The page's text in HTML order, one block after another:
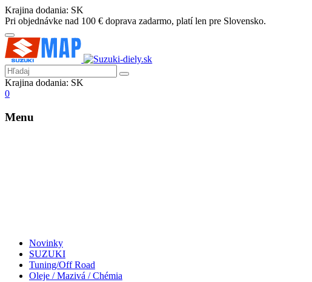
Krajina dodania: SK
Pri objednávke nad 100 € doprava zadarmo, platí len pre Slovensko.
Krajina dodania: SK
0
Menu
Novinky
SUZUKI
Tuning/Off Road
Oleje / Mazivá / Chémia